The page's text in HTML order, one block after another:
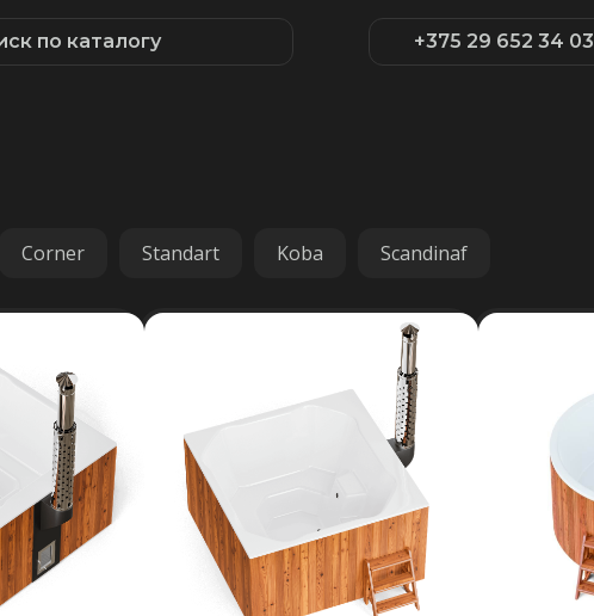
+375 29 652 34 03
по каталогу
Corner Standart Koba Scandinaf